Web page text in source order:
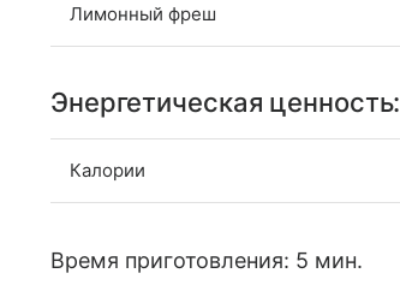
Лимонный фреш
Энергетическая ценность:
Калории
Время приготовления: 5 мин.